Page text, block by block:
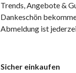
Trends, Angebote &
Dankeschön
Abmeldung ist
Sicher einkaufen